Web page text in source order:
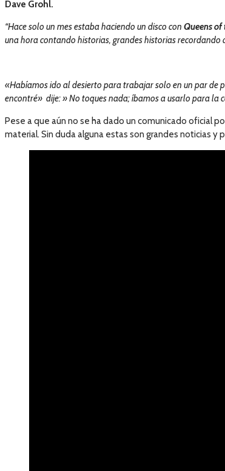
Dave Grohl.
“Hace solo un mes estaba haciendo un disco con Queens of
una hora contando historias, grandes historias recordando
«Habíamos ido al desierto para trabajar solo en un par de
encontré» dije: » No toques nada; íbamos a usarlo para la
Pese a que aún no se ha dado un comunicado oficial
material. Sin duda alguna estas son grandes noticias